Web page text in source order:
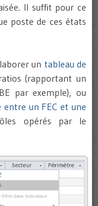
Il suffit pour ce
poste de ces états
un tableau de
(rapportant un
par exemple), ou
entre un FEC et une
opérés par le